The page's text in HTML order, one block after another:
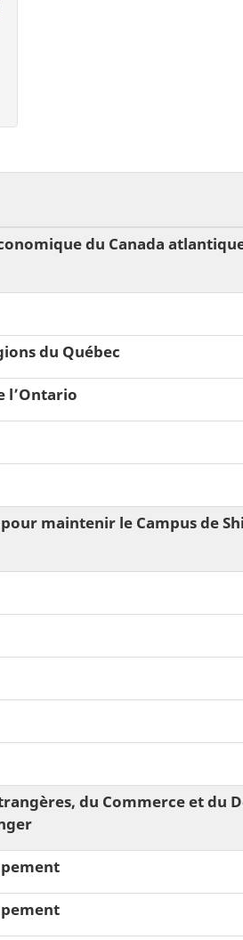
du Canada
du Québec
l’Ontario
maintenir le Campus de
du Commerce et